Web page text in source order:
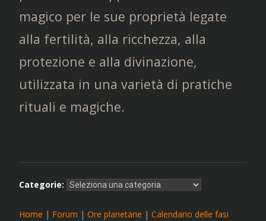
magico per le sue proprietà legate
alla fertilità, alla ricchezza, alla
protezione e alla divinazione,
utilizzata in una varietà di pratiche
rituali e magiche.
Categorie:
Home | Forum | Ore planetarie | Calendario delle fasi